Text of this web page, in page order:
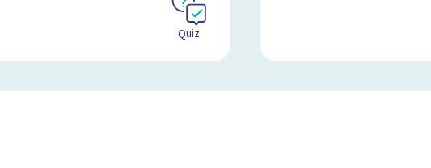
Quiz